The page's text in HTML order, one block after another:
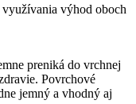
výhod oboch
preniká do vrchnej
Povrchové
jemný a vhodný aj